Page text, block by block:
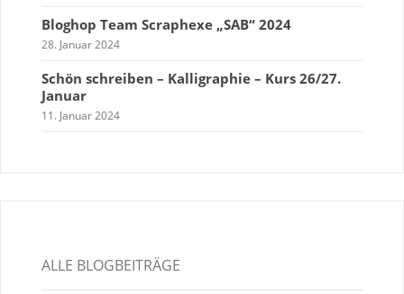
Bloghop Team Scraphexe „SAB“ 2024
28. Januar 2024
Schön schreiben – Kalligraphie – Kurs 26/27.
Januar
11. Januar 2024
ALLE BLOGBEITRÄGE